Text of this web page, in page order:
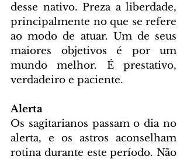
desse nativo. Preza a liberdade,
principalmente no que se refere
ao modo de atuar. Um de seus
maiores objetivos é por um
mundo melhor. É prestativo,
verdadeiro e paciente.
Alerta
Os sagitarianos passam o dia no
alerta, e os astros aconselham
rotina durante este período. Não